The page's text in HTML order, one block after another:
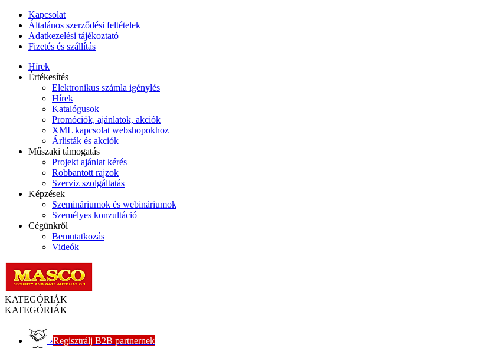
Kapcsolat
Általános szerződési feltételek
Adatkezelési tájékoztató
Fizetés és szállítás
Hírek
Értékesítés
Elektronikus számla igénylés
Hírek
Katalógusok
Promóciók, ajánlatok, akciók
XML kapcsolat webshopokhoz
Árlisták és akciók
Műszaki támogatás
Projekt ajánlat kérés
Robbantott rajzok
Szerviz szolgáltatás
Képzések
Szemináriumok és webináriumok
Személyes konzultáció
Cégünkről
Bemutatkozás
Videók
KATEGÓRIÁK
KATEGÓRIÁK
›Regisztrálj B2B partnernek